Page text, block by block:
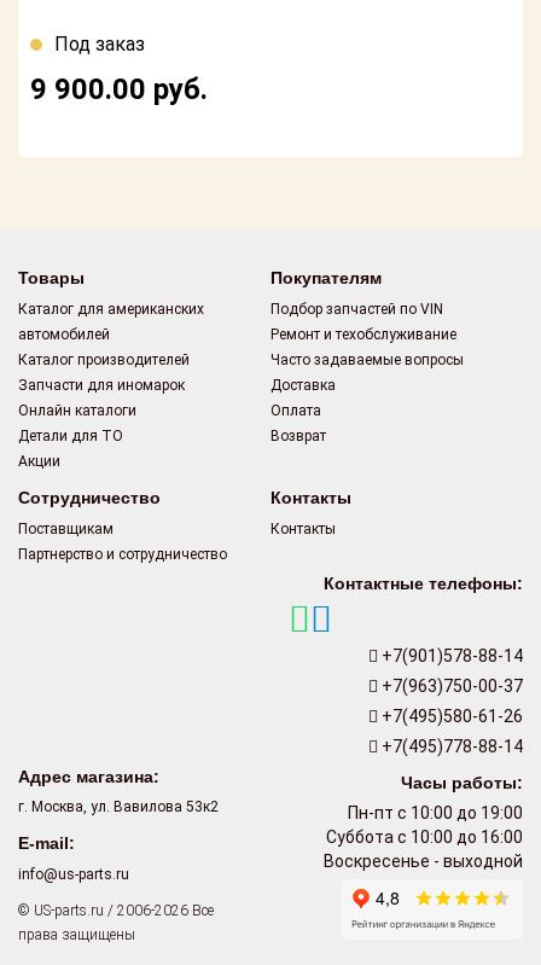
Новости
Под заказ
9 900.00 руб.
Товары
Каталог для американских
автомобилей
Каталог производителей
Запчасти для иномарок
Онлайн каталоги
Детали для ТО
Акции
Покупателям
Подбор запчастей по VIN
Ремонт и техобслуживание
Часто задаваемые вопросы
Доставка
Оплата
Возврат
Сотрудничество
Поставщикам
Партнерство и сотрудничество
Контакты
Контакты
Контактные телефоны:
+7(901)578-88-14
+7(963)750-00-37
+7(495)580-61-26
+7(495)778-88-14
Часы работы:
Пн-пт с 10:00 до 19:00
Суббота с 10:00 до 16:00
Воскресенье - выходной
Адрес магазина:
г. Москва, ул. Вавилова 53к2
E-mail:
info@us-parts.ru
© US-parts.ru / 2006-2026 Все
права защищены